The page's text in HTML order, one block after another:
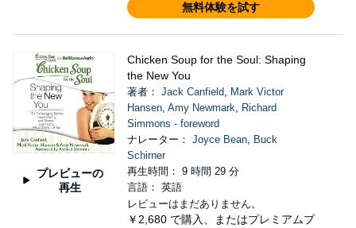
無料体験を試す
プレビューの
再生
Chicken Soup for the Soul: Shaping
the New You
著者： Jack Canfield, Mark Victor
Hansen, Amy Newmark, Richard
Simmons - foreword
ナレーター： Joyce Bean, Buck
Schirner
再生時間： 9 時間 29 分
言語： 英語
レビューはまだありません。
￥2,680 で購入、またはプレミアムプ